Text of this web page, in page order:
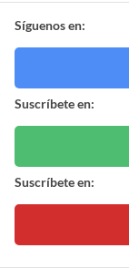
Síguenos en:
Suscríbete en:
Suscríbete en: